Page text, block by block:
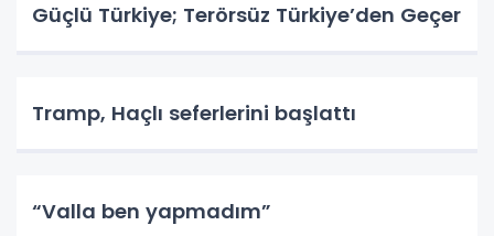
Güçlü Türkiye; Terörsüz Türkiye’den Geçer
Tramp, Haçlı seferlerini başlattı
“Valla ben yapmadım”